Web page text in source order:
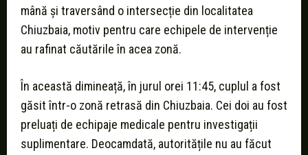
mână și traversând o intersecție din localitatea
Chiuzbaia, motiv pentru care echipele de intervenție
au rafinat căutările în acea zonă.
În această dimineață, în jurul orei 11:45, cuplul a fost
găsit într-o zonă retrasă din Chiuzbaia. Cei doi au fost
preluați de echipaje medicale pentru investigații
suplimentare. Deocamdată, autoritățile nu au făcut